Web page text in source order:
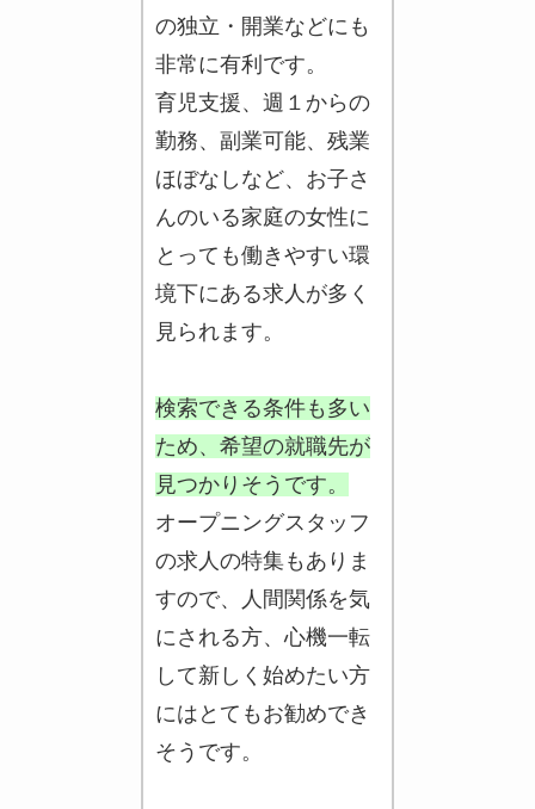
の独立・開業などにも
非常に有利です。
育児支援、週１からの
勤務、副業可能、残業
ほぼなしなど、お子さ
んのいる家庭の女性に
とっても働きやすい環
境下にある求人が多く
見られます。
検索できる条件も多い
ため、希望の就職先が
見つかりそうです。
オープニングスタッフ
の求人の特集もありま
すので、人間関係を気
にされる方、心機一転
して新しく始めたい方
にはとてもお勧めでき
そうです。